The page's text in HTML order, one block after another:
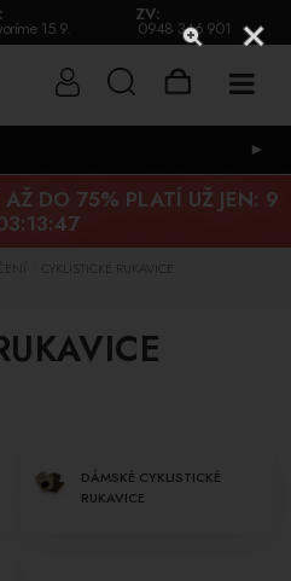
15.9.
ZV:
0948 346 901
►
AŽ DO 75% PLATÍ UŽ JEN: 9
CYKLISTICKÉ RUKAVICE
DÁMSKÉ CYKLISTICKÉ
RUKAVICE